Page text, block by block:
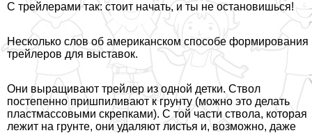
С трейлерами так: стоит начать, и ты не остановишься!
Несколько слов об американском способе формирования
трейлеров для выставок.
Они выращивают трейлер из одной детки. Ствол
постепенно пришпиливают к грунту (можно это делать
пластмассовыми скрепками). С той части ствола, которая
лежит на грунте, они удаляют листья и, возможно, даже